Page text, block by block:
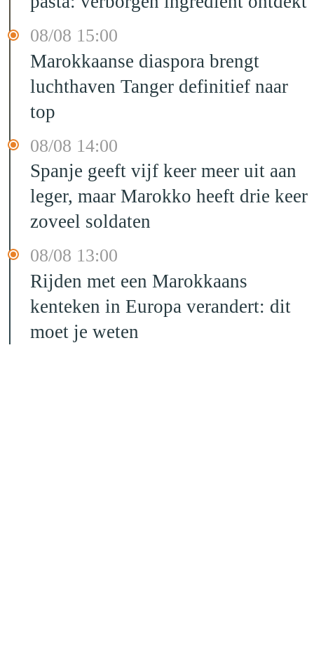
08/08 15:00
Marokkaanse diaspora brengt
luchthaven Tanger definitief naar
top
08/08 14:00
Spanje geeft vijf keer meer uit aan
leger, maar Marokko heeft drie keer
zoveel soldaten
08/08 13:00
Rijden met een Marokkaans
kenteken in Europa verandert: dit
moet je weten